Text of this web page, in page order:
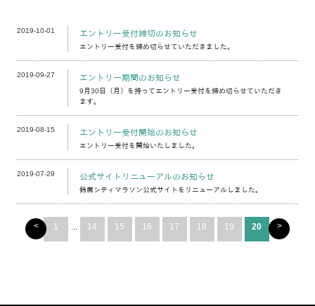
2019-10-01 エントリー受付締切のお知らせ
エントリー受付を締め切らせていただきました。
2019-09-27 エントリー期間のお知らせ
9月30日（月）を持ってエントリー受付を締め切らせていただき
ます。
2019-08-15 エントリー受付開始のお知らせ
エントリー受付を開始いたしました。
2019-07-29 公式サイトリニューアルのお知らせ
鈴鹿シティマラソン公式サイトをリニューアルしました。
< 1 ... 14 15 16 17 18 19 20 >